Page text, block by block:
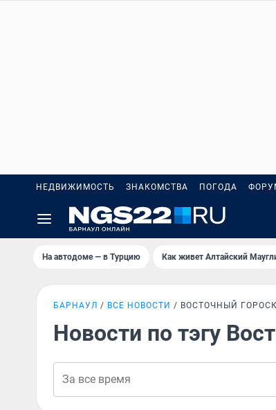
НЕДВИЖИМОСТЬ ЗНАКОМСТВА ПОГОДА
На автодоме — в Турцию Как живет Алтайский
БАРНАУЛ ВСЕ НОВОСТИ ВОСТОЧНЫЙ
Новости по тэгу